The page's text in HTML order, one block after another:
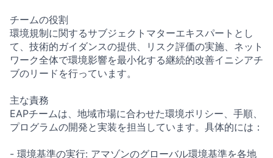
チームの役割
環境規制に関するサブジェクトマターエキスパートとし
て、技術的ガイダンスの提供、リスク評価の実施、ネット
ワーク全体で環境影響を最小化する継続的改善イニシアチ
ブのリードを行っています。
主な責務
EAPチームは、地域市場に合わせた環境ポリシー、手順、
プログラムの開発と実装を担当しています。具体的には：
- 環境基準の実行: アマゾンのグローバル環境基準を各地